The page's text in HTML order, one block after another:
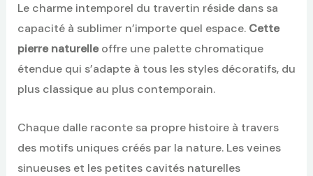
Le charme intemporel du travertin réside dans sa
capacité à sublimer n’importe quel espace. Cette
pierre naturelleoffre une palette chromatique
étendue qui s’adapte à tous les styles décoratifs, du
plus classique au plus contemporain.
Chaque dalle raconte sa propre histoire à travers
des motifs uniques créés par la nature. Les veines
sinueuses et les petites cavités naturelles